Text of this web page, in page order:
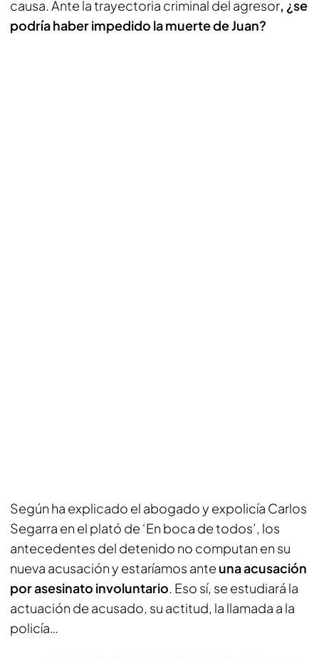
causa. Ante la trayectoria criminal del agresor, ¿se
podría haber impedido la muerte de Juan?
Según ha explicado el abogado y expolicía Carlos
Segarra en el plató de ‘En boca de todos’, los
antecedentes del detenido no computan en su
nueva acusación y estaríamos ante una acusación
por asesinato involuntario. Eso sí, se estudiará la
actuación de acusado, su actitud, la llamada a la
policía…